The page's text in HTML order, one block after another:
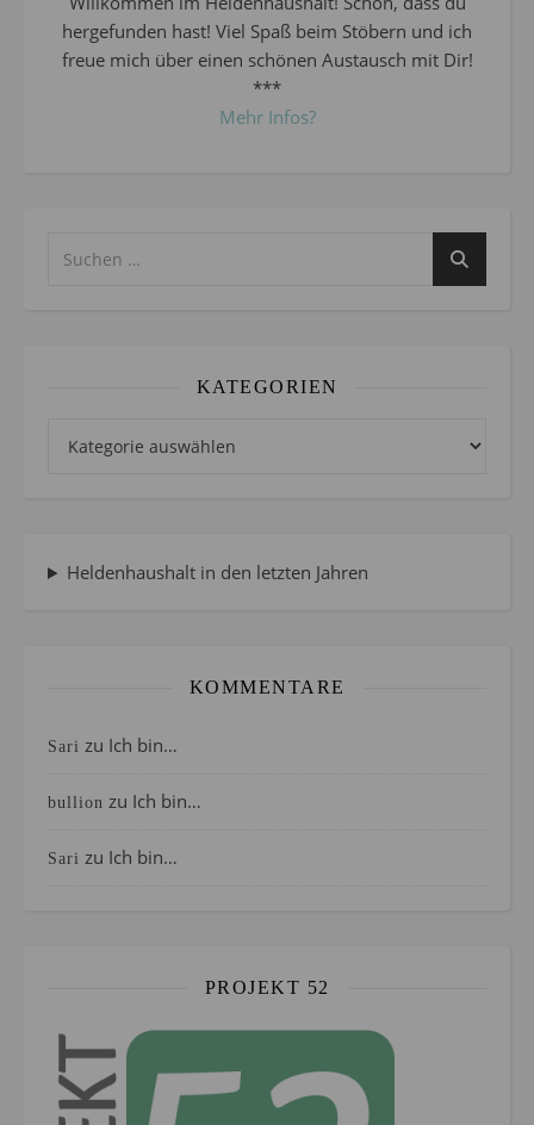
hergefunden hast! Viel Spaß beim Stöbern und ich
freue mich über einen schönen Austausch mit Dir!
***
Mehr Infos?
KATEGORIEN
Heldenhaushalt in den letzten Jahren
KOMMENTARE
Sari zu Ich bin…
bullion zu Ich bin…
Sari zu Ich bin…
PROJEKT 52